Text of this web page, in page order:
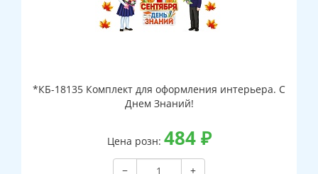
*КБ-18135 Комплект для оформления интерьера. С
Днем Знаний!
Цена розн: 484₽
−
+